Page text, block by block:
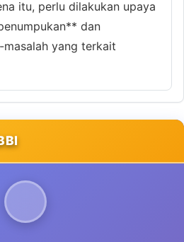
itu, perlu dilakukan upaya
dan
masalah yang terkait